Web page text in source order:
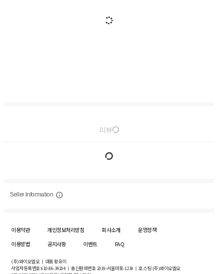
리뷰
Seller Information
이용약관 개인정보처리방침 회사소개
운영정책
이용방법
공지사항 이벤트 FAQ
(주)와이오엘오 ㅣ 대표 황유미
사업자등록번호610-86-34204ㅣ 통신판매번호 2019-서울마포-1239 ㅣ 호스팅 (주)와이오엘오